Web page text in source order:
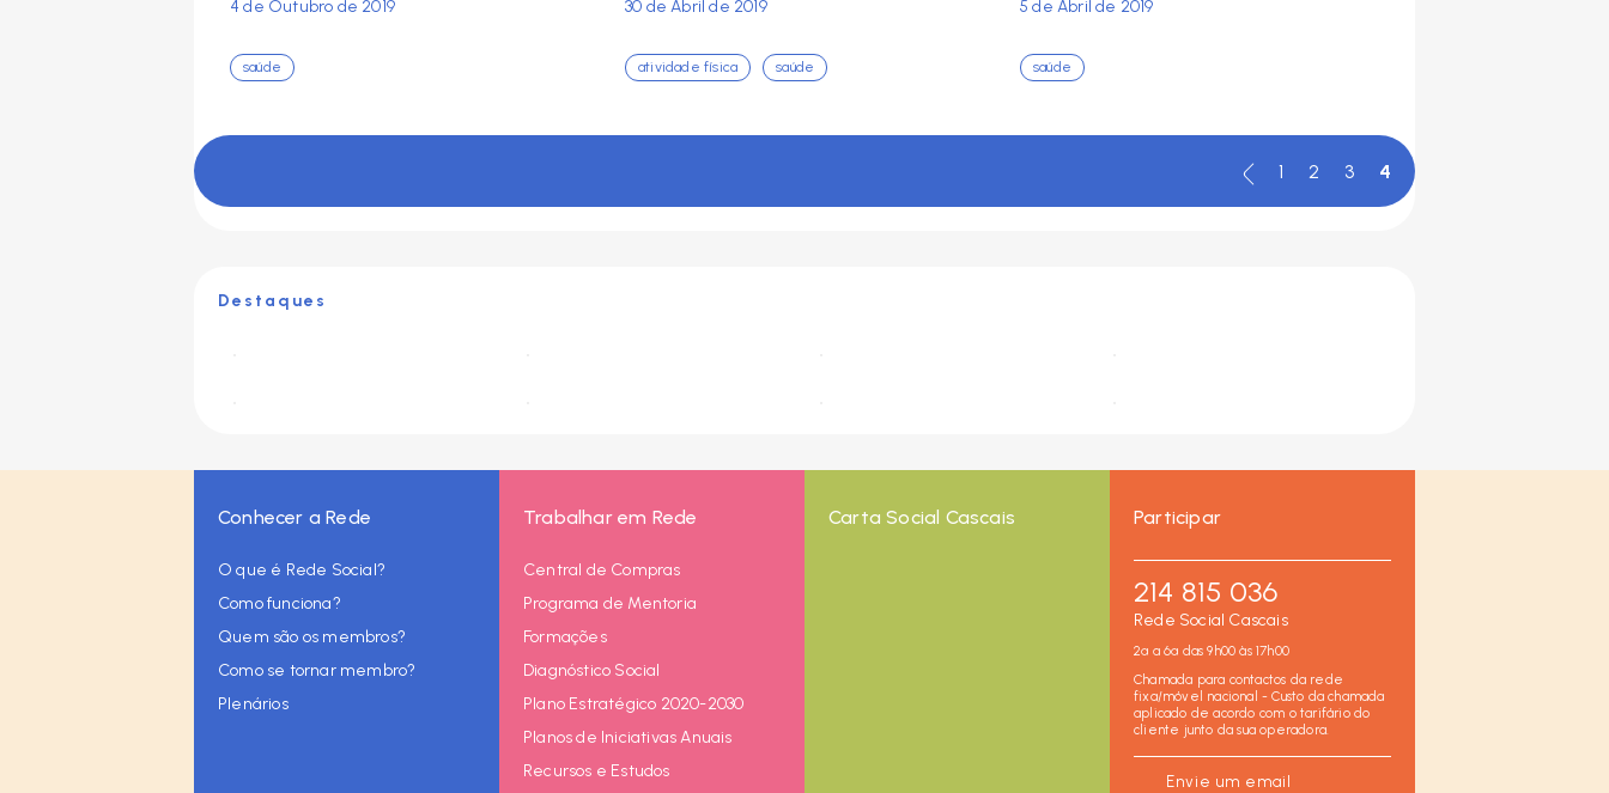
4 de Outubro de 2019
saúde
30 de Abril de 2019
atividade física saúde
5 de Abril de 2019
saúde
1 2 3 4
Destaques
Conhecer a Rede
O que é Rede Social?
Como funciona?
Quem são os membros?
Como se tornar membro?
Plenários
Trabalhar em Rede
Central de Compras
Programa de Mentoria
Formações
Diagnóstico Social
Plano Estratégico 2020-2030
Planos de Iniciativas Anuais
Recursos e Estudos
Carta Social Cascais Participar
214 815 036
Rede Social Cascais
2ª a 6ª das 9h00 às 17h00
Chamada para contactos da rede
fixa/móvel nacional - Custo da chamada
aplicado de acordo com o tarifário do
cliente junto da sua operadora.
Envie um email